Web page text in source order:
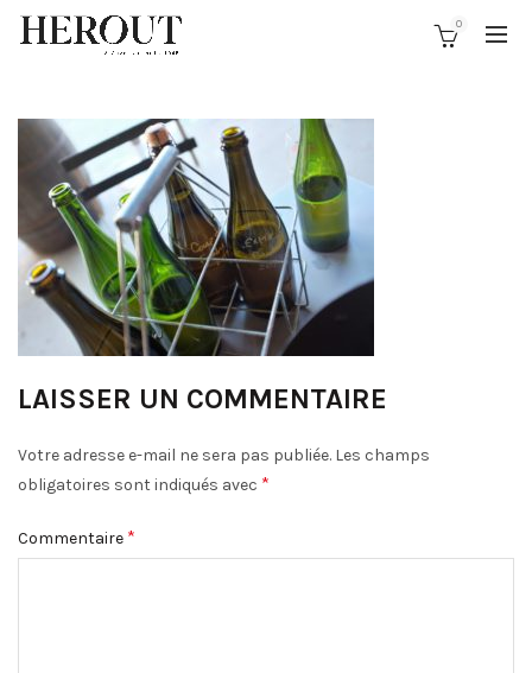
0
LAISSER UN COMMENTAIRE
Votre adresse e-mail ne sera pas publiée. Les champs
obligatoires sont indiqués avec *
Commentaire *